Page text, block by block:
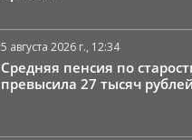
5 августа 2026 г., 12:34
Средняя пенсия по
превысила 27 тысяч рублей